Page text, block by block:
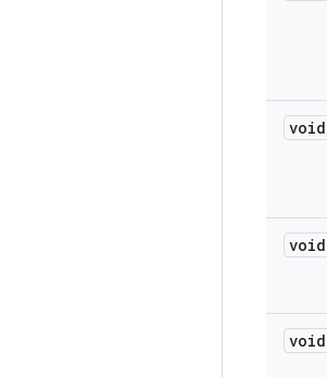
void
void
void